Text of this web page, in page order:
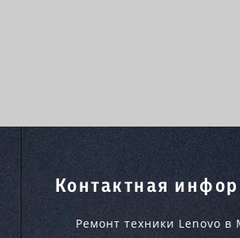
Контактная
Ремонт техники Lenovo в